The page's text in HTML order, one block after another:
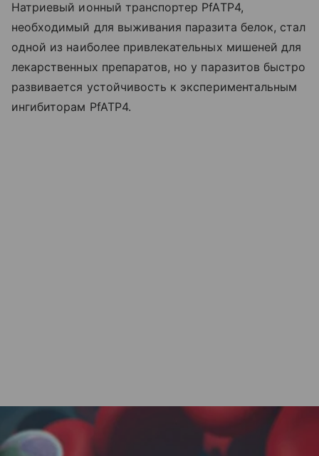
Натриевый ионный транспортер PfATP4,
необходимый для выживания паразита белок, стал
одной из наиболее привлекательных мишеней для
лекарственных препаратов, но у паразитов быстро
развивается устойчивость к экспериментальным
ингибиторам PfATP4.